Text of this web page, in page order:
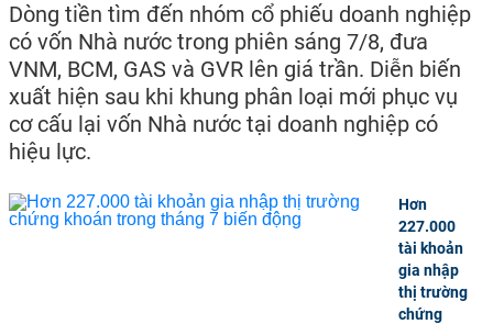
Dòng tiền tìm đến nhóm cổ phiếu doanh nghiệp
có vốn Nhà nước trong phiên sáng 7/8, đưa
VNM, BCM, GAS và GVR lên giá trần. Diễn biến
xuất hiện sau khi khung phân loại mới phục vụ
cơ cấu lại vốn Nhà nước tại doanh nghiệp có
hiệu lực.
Hơn
227.000
tài khoản
gia nhập
thị trường
chứng